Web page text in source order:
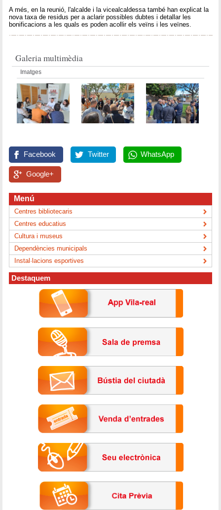
A més, en la reunió, l'alcalde i la vicealcaldessa també han explicat la
nova taxa de residus per a aclarir possibles dubtes i detallar les
bonificacions a les quals es poden acollir els veïns i les veïnes.
Galeria multimèdia
Imatges
Facebook Twitter WhatsApp
Google+
Menú
Centres bibliotecaris
Centres educatius
Cultura i museus
Dependències municipals
Instal·lacions esportives
Destaquem